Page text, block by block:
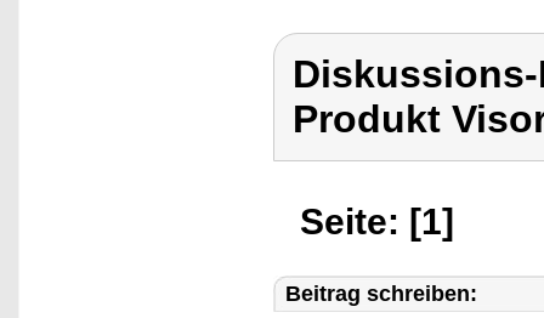
Produkt
Seite: [1]
Beitrag schreiben: